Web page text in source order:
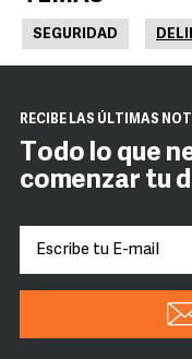
SEGURIDAD
RECIBE LAS ÚLTIMAS
Todo lo que
comenzar tu